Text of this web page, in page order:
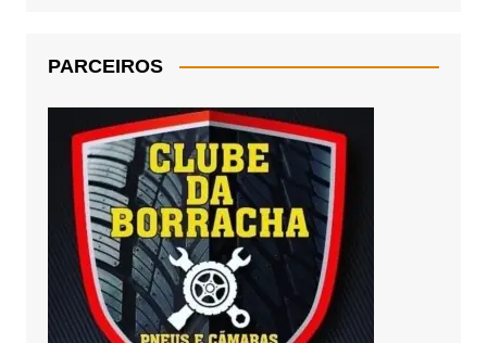
PARCEIROS